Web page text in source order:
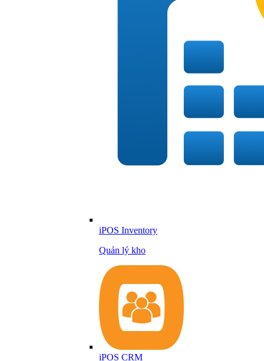
iPOS Inventory
Quản lý kho
iPOS CRM